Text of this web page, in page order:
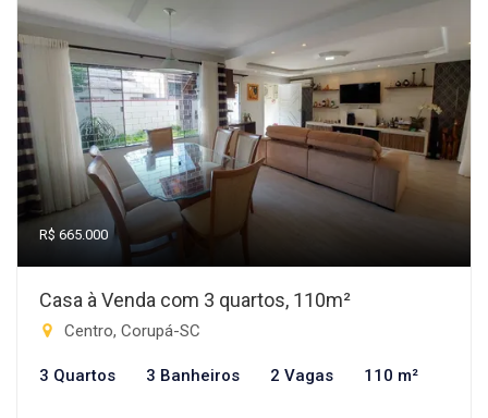
R$ 665.000
Casa à Venda com 3 quartos, 110m²
Centro, Corupá-SC
3 Quartos 3 Banheiros 2 Vagas 110 m²